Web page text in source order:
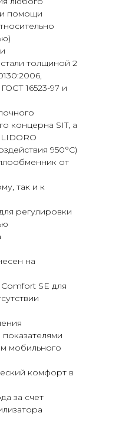
помощи
толщиной 2
16523-97 и
концерна SIT, а
950°С)
от
так и к
регулировки
на
SE для
мобильного
комфорт в
за счет